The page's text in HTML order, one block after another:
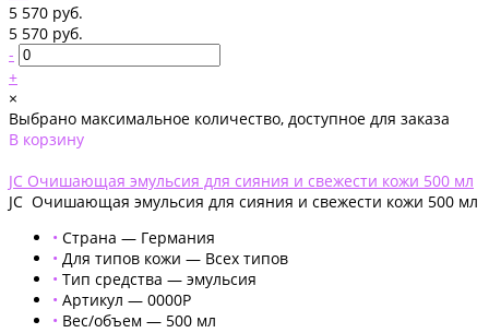
5 570 руб.
5 570 руб.
-
+
×
Выбрано максимальное количество, доступное для заказа
В корзину
JC Очишающая эмульсия для сияния и свежести кожи 500 мл
JC Очишающая эмульсия для сияния и свежести кожи 500 мл
• Страна — Германия
• Для типов кожи — Всех типов
• Тип средства — эмульсия
• Артикул — 0000P
• Вес/объем — 500 мл